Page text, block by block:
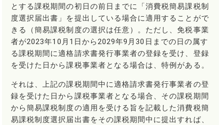
とする課税期間の初日の前日までに「消費税簡易課税制
度選択届出書」を提出している場合に適用することがで
きる（簡易課税制度の選択は任意）。ただし、免税事業
者が2023年10月1日から2029年9月30日までの日の属す
る課税期間に適格請求書発行事業者の登録を受け、登録
を受けた日から課税事業者となる場合は、特例がある。
それは、上記の課税期間中に適格請求書発行事業者の登
録を受けた日から課税事業者となる場合、その課税期間
から簡易課税制度の適用を受ける旨を記載した消費税簡
易課税制度選択届出書をその課税期間中に提出すれば、